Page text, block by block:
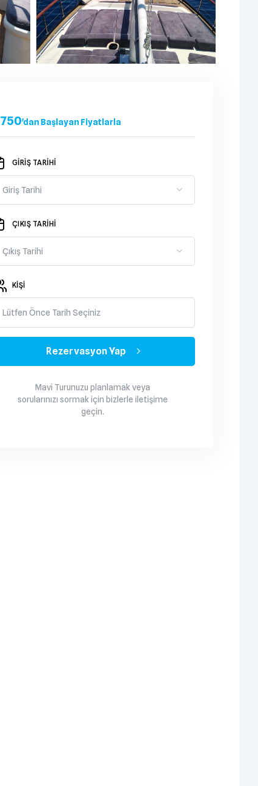
750'dan Başlayan Fiyatlarla
GİRİŞ TARİHİ
ÇIKIŞ TARİHİ
KIŞI
Lütfen Önce Tarih Seçiniz
Rezervasyon Yap
Mavi Turunuzu planlamak veya
sorularınızı sormak için bizlerle iletişime
geçin.